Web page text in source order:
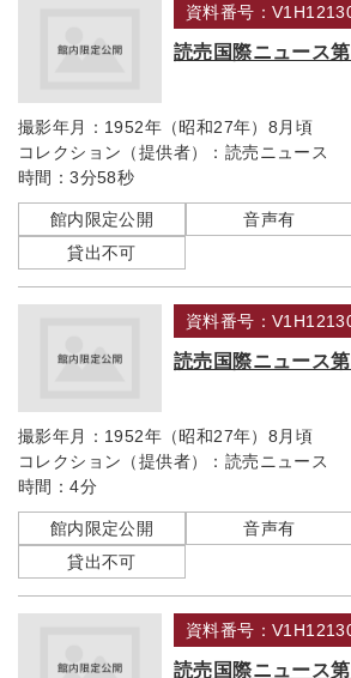
資料番号：
読売国際ニュース
撮影年月： 1952年（昭和27年）8月頃
コレクション（提供者）： 読売ニュース
時間：3分58秒
館内限定公開
音声有
貸出不可
資料番号：
読売国際ニュース
撮影年月： 1952年（昭和27年）8月頃
コレクション（提供者）： 読売ニュース
時間：4分
館内限定公開
音声有
貸出不可
資料番号：
読売国際ニュース